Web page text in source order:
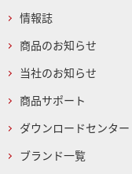
情報誌
商品のお知らせ
当社のお知らせ
商品サポート
ダウンロードセンター
ブランド一覧